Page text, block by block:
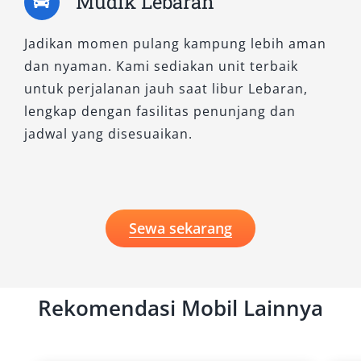
korporat, atau kunjungan ke luar kota, kami
siap membantu Anda memilih varian Pajero
yang paling sesuai.
Hubungi tim Salsa Wisata hari ini untuk
mendapatkan informasi harga sewa Pajero
Sidoarjo terbaru, promo spesial, dan layanan
transparansi, dan pelayanan profesional, kami
percaya bahwa setiap pelanggan layak
Jadikan momen pulang kampung lebih aman
dan nyaman. Kami sediakan unit terbaik
untuk perjalanan jauh saat libur Lebaran,
lengkap dengan fasilitas penunjang dan
jadwal yang disesuaikan.
Sewa sekarang
Rekomendasi Mobil Lainnya